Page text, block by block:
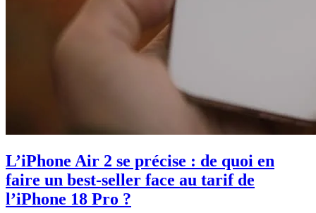
L’iPhone Air 2 se précise : de quoi en
faire un best-seller face au tarif de
l’iPhone 18 Pro ?